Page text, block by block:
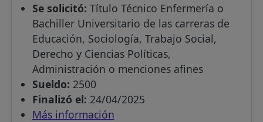
Se solicitó: Título Técnico Enfermería o
Bachiller Universitario de las carreras de
Educación, Sociología, Trabajo Social,
Derecho y Ciencias Políticas,
Administración o menciones afines
Sueldo: 2500
Finalizó el: 24/04/2025
Más información